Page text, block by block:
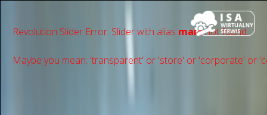
Revolution Slider Error: Slider with alias mainnot found.
Maybe you mean: 'transparent' or 'store' or 'сorporate' or